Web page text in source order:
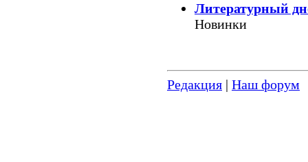
Литературный
Новинки
Редакция | Наш форум